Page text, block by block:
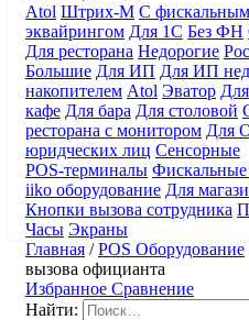
Atol Штрих-М С
эквайрингом Для 1С Без ФН
Для ресторана Недорогие
Большие Для ИП Для ИП
накопителем Atol Эватор
кафе Для бара Для столовой
ресторана с монитором Для
юридческих лиц Сенсорные
POS-терминалы Фискальные
iiko оборудование Для
Кнопки вызова сотрудника
Часы Экраны
Главная /POS Оборудование
вызова официанта
Избранное Сравнение
Найти: